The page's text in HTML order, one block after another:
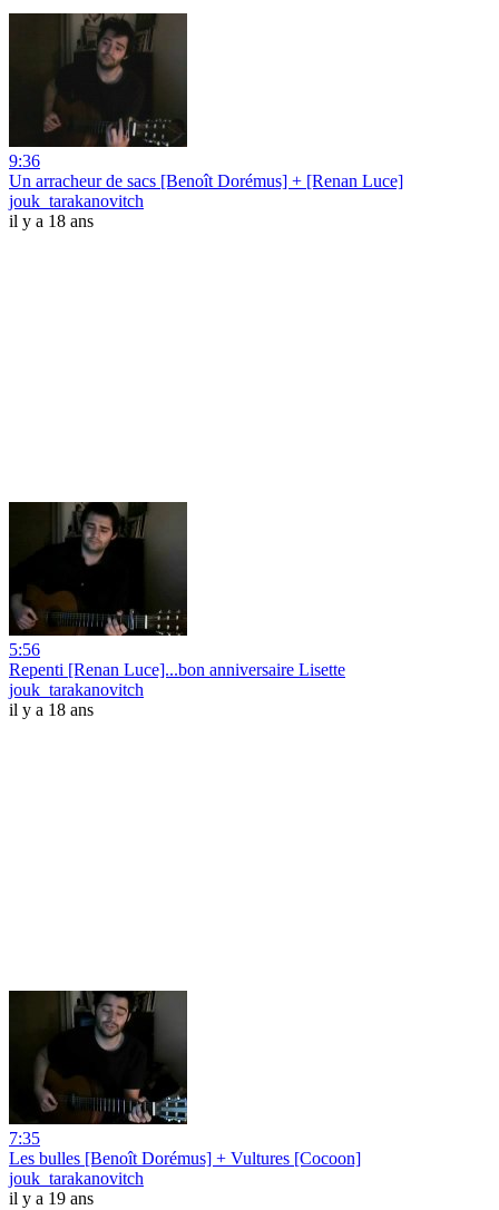
9:36
Un arracheur de sacs [Benoît Dorémus] + [Renan Luce]
jouk_tarakanovitch
il y a 18 ans
5:56
Repenti [Renan Luce]...bon anniversaire Lisette
jouk_tarakanovitch
il y a 18 ans
7:35
Les bulles [Benoît Dorémus] + Vultures [Cocoon]
jouk_tarakanovitch
il y a 19 ans